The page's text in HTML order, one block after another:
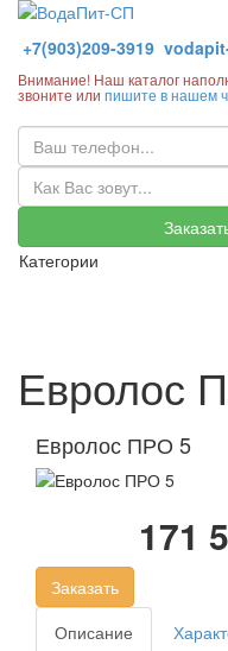
+7(903)209-3919
Внимание! Наш каталог
звоните или пишите в нашем
Категории
Евролос
Евролос ПРО 5
171
Заказать
Описание